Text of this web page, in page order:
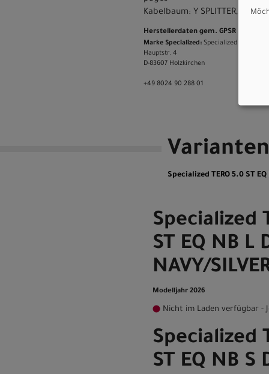
Kabelbaum: Y SPLITTER,3
Herstellerdaten gem. GPSR
Marke Specialized: Specialized Germany
Hauptstr. 4
D-83607 Holzkirchen
+49 8024 90 288 01
Varianten
Specialized TERO 5.0 ST EQ
Specialized
ST EQ NB L
NAVY/
Modelljahr 2026
Nicht im Laden verfügbar -
Specialized
ST EQ NB S